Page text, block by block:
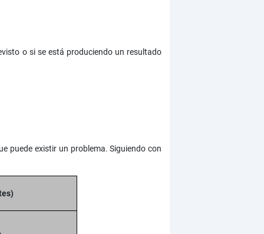
o si se está produciendo un resultado
puede existir un problema. Siguiendo con